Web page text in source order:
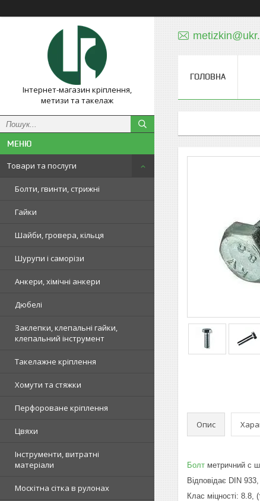
Інтернет-магазин кріплення,
метизи та такелаж
Товари та послуги
Болти, гвинти, стрижні
Гайки
Шайби, гровера, кільця
Шурупи і саморізи
Анкери, хімічні анкери
Дюбелі
Заклепки, клепальні гайки,
клепальний інструмент
Такелажне кріплення
Хомути та стяжки
Перфороване кріплення
Цвяхи
Інструменти, витратні
матеріали
Москітна сітка в рулонах
ГОЛОВНА
Опис
Болт метричний c
Відповідає DIN
Клас міцності: 8.8,